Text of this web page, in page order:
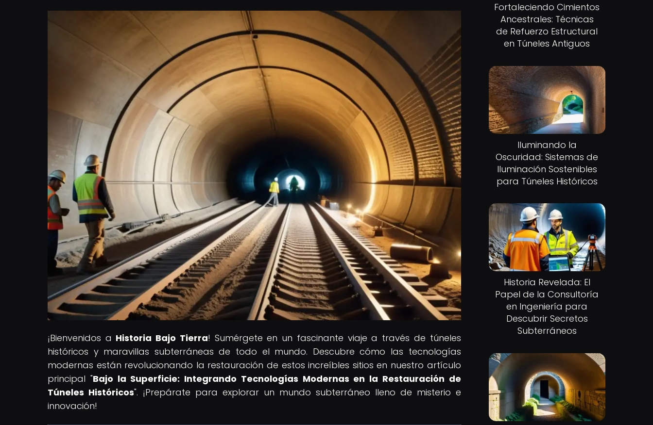
¡Bienvenidos a Historia Bajo Tierra! Sumérgete en un fascinante viaje a través de túneles
históricos y maravillas subterráneas de todo el mundo. Descubre cómo las tecnologías
modernas están revolucionando la restauración de estos increíbles sitios en nuestro artículo
principal "Bajo la Superficie: Integrando Tecnologías Modernas en la Restauración de
Túneles Históricos". ¡Prepárate para explorar un mundo subterráneo lleno de misterio e
innovación!
Fortaleciendo Cimientos
Ancestrales: Técnicas
de Refuerzo Estructural
en Túneles Antiguos
Iluminando la
Oscuridad: Sistemas de
Iluminación Sostenibles
para Túneles Históricos
Historia Revelada: El
Papel de la Consultoría
en Ingeniería para
Descubrir Secretos
Subterráneos